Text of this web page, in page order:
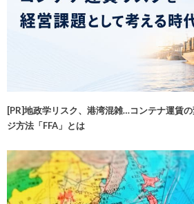
[PR]地政学リスク、港湾混雑…コンテナ運賃
ジ方法「FFA」とは